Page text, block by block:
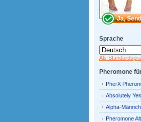
Sprache
Als
Pheromone
PherX
Absolutely Yes
Alpha-
Pheromone